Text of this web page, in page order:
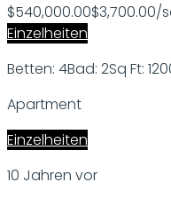
$540,000.00$3,700.00/
Einzelheiten
Betten: 4Bad: 2Sq Ft:
Apartment
Einzelheiten
10 Jahren vor